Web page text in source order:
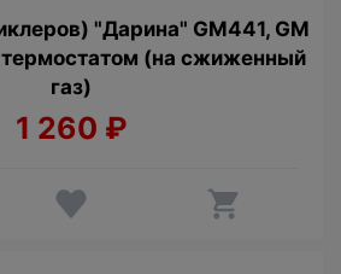
"Дарина" GM441, GM
термостатом (на сжиженный
газ)
1 260 ₽